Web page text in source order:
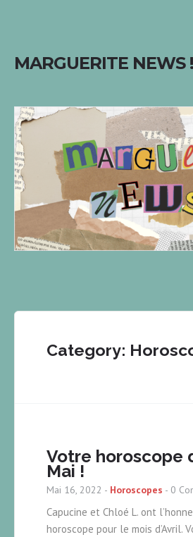
MARGUERITE NEWS !
Category:
Votre horoscope
Mai !
Mai 16, 2022 - Horoscopes - 0
Capucine et Chloé L. ont
horoscope pour le mois d’Avril.